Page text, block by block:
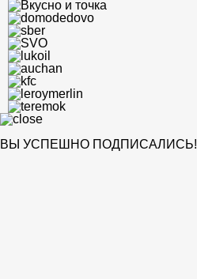
ВЫ УСПЕШНО ПОДПИСАЛИСЬ!